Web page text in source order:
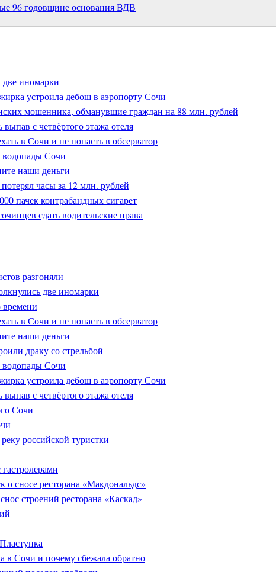
96 годовщине основания ВДВ
иномарки
устроила дебош в аэропорту Сочи
мошенника, обманувшие граждан на 88 млн. рублей
с четвёртого этажа отеля
в Сочи и не попасть в обсерватор
Сочи
наши деньги
часы за 12 млн. рублей
пачек контрабандных сигарет
сдать водительские права
разгоняли
две иномарки
в Сочи и не попасть в обсерватор
наши деньги
драку со стрельбой
Сочи
устроила дебош в аэропорту Сочи
с четвёртого этажа отеля
Сочи
российской туристки
сносе ресторана «Макдональдс»
строений ресторана «Каскад»
в Сочи и почему сбежала обратно